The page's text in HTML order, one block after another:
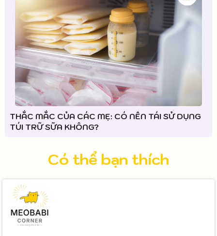
THẮC MẮC CỦA CÁC MẸ: CÓ NÊN TÁI SỬ DỤNG
TÚI TRỮ SỮA KHÔNG?
Có thể bạn thích